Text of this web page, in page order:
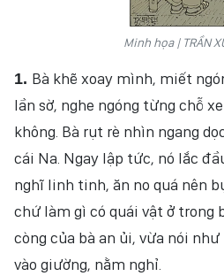
NHÂN DÂN ĐIỆN TỬ
NHÂN DÂN CUỐI TUẦN
Minh họa | TRẦN
1. Bà khẽ xoay mình, miết
lần sờ, nghe ngóng từng chỗ
không. Bà rụt rè nhìn ngang
cái Na. Ngay lập tức, nó lắc
nghĩ linh tinh, ăn no quá nên
chứ làm gì có quái vật ở trong
còng của bà an ủi, vừa nói
vào giường, nằm nghỉ.